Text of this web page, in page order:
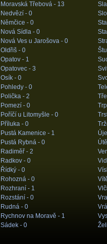
Moravská Třebová - 13
Nedvězí - 0
Němčice - 0
Nová Sídla - 0
Nová Ves u Jarošova - 0
Oldřiš - 0
Opatov - 1
Opatovec - 3
Osík - 0
Pohledy - 0
Polička - 2
Pomezí - 0
Poříčí u Litomyšle - 0
Příluka - 0
Pustá Kamenice - 1
Pustá Rybná - 0
Radiměř - 2
Radkov - 0
Řídký - 0
Rohozná - 0
Rozhraní - 1
Rozstání - 0
Rudná - 0
Rychnov na Moravě - 1
Sádek - 0